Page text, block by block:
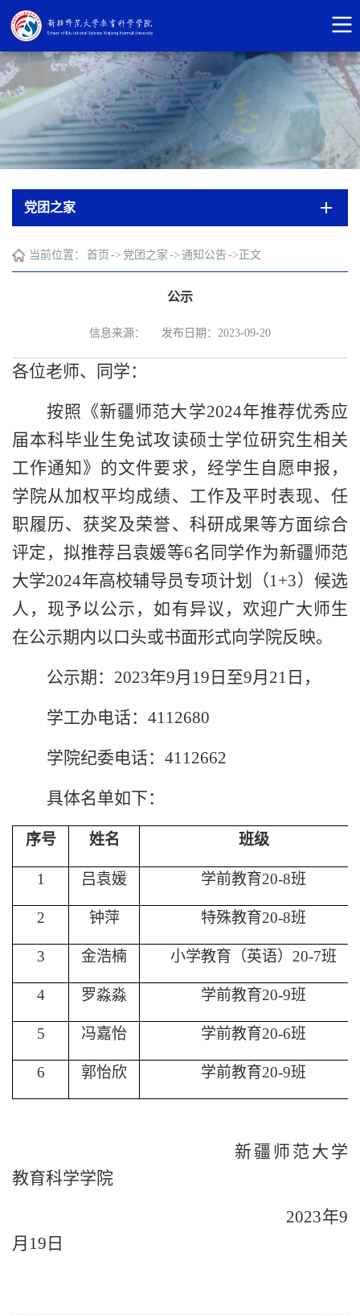
党团之家
当前位置： 首页 -> 党团之家 -> 通知公告 ->正文
公示
信息来源： 发布日期：2023-09-20
各位老师、同学：
按照《新疆师范大学2024年推荐优秀应
届本科毕业生免试攻读硕士学位研究生相关
工作通知》的文件要求，经学生自愿申报，
学院从加权平均成绩、工作及平时表现、任
职履历、获奖及荣誉、科研成果等方面综合
评定，拟推荐吕袁媛等6名同学作为新疆师范
大学2024年高校辅导员专项计划（1+3）候选
人， 现予以公示，如有异议，欢迎广大师生
在公示期内以口头或书面形式向学院反映。
公示期 ： 2023年9月 19 日至9月 21 日，
学工办电话： 4112680
学院纪委电话： 4112662
具体名单如下：
序号 姓名 班级
1 吕袁媛 学前教育20-8班
2 钟萍 特殊教育20-8班
3 金浩楠 小学教育（英语） 20-7班
4 罗淼淼 学前教育20-9班
5 冯嘉怡 学前教育20-6班
6 郭怡欣 学前教育20-9班
新疆师范大学
教育科学学院
2023年9
月19日